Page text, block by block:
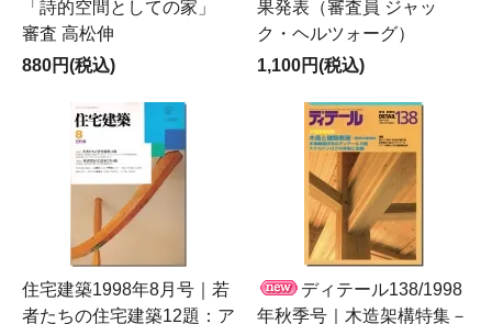
「詩的空間としての家」
審査 高松伸
880円(税込)
果発表（審査員 ジャッ
ク・ヘルツォーグ）
1,100円(税込)
住宅建築1998年8月号｜若
者たちの住宅建築12題：ア
ディテール138/1998
年秋季号｜木造架構特集－